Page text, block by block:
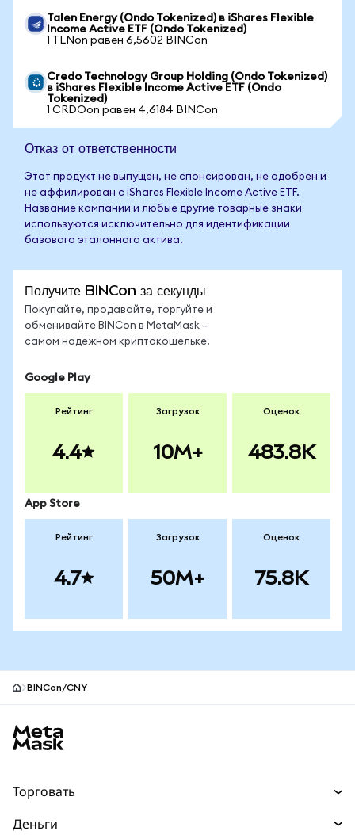
Talen Energy (Ondo Tokenized) в iShares Flexible
Income Active ETF (Ondo Tokenized)
1 TLNon равен 6,5602 BINCon
Credo Technology Group Holding (Ondo Tokenized)
в iShares Flexible Income Active ETF (Ondo
Tokenized)
1 CRDOon равен 4,6184 BINCon
Отказ от ответственности
Этот продукт не выпущен, не спонсирован, не одобрен и
не аффилирован с iShares Flexible Income Active ETF.
Название компании и любые другие товарные знаки
используются исключительно для идентификации
базового эталонного актива.
Получите BINCon за секунды
Покупайте, продавайте, торгуйте и
обменивайте BINCon в MetaMask —
самом надёжном криптокошельке.
Google Play
Рейтинг
4.4
Загрузок
10M+
Оценок
483.8K
App Store
Рейтинг
4.7
Загрузок
50M+
Оценок
75.8K
BINCon/CNY
Торговать
Деньги